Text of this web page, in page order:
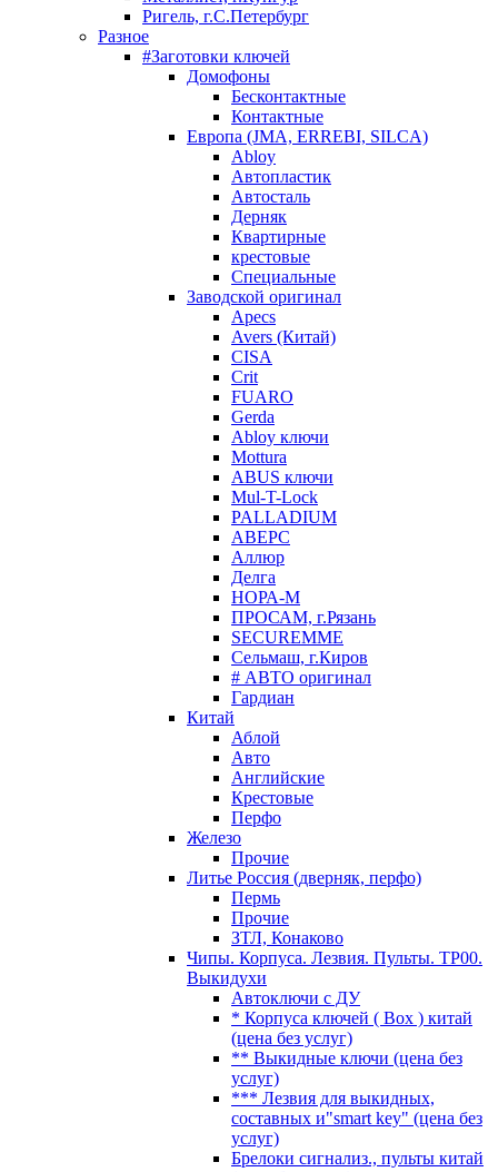
Ригель, г.С.Петербург
Разное
#Заготовки ключей
Домофоны
Бесконтактные
Контактные
Европа (JMA, ERREBI, SILCA)
Abloy
Автопластик
Автосталь
Дерняк
Квартирные
крестовые
Специальные
Заводской оригинал
Apecs
Avers (Китай)
CISA
Crit
FUARO
Gerda
Abloy ключи
Mottura
ABUS ключи
Mul-T-Lock
PALLADIUM
АВЕРС
Аллюр
Делга
НОРА-М
ПРОСАМ, г.Рязань
SECUREMME
Сельмаш, г.Киров
# АВТО оригинал
Гардиан
Китай
Аблой
Авто
Английские
Крестовые
Перфо
Железо
Прочие
Литье Россия (дверняк, перфо)
Пермь
Прочие
ЗТЛ, Конаково
Чипы. Корпуса. Лезвия. Пульты. TP00.
Выкидухи
Автоключи с ДУ
* Корпуса ключей ( Box ) китай
(цена без услуг)
** Выкидные ключи (цена без
услуг)
*** Лезвия для выкидных,
составных и"smart key" (цена без
услуг)
Брелоки сигнализ., пульты китай